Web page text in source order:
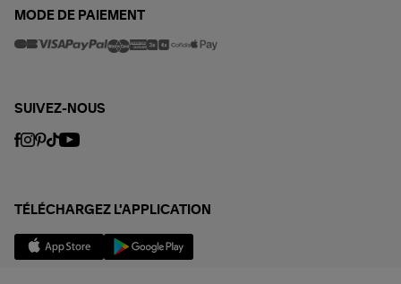
MODE DE PAIEMENT
SUIVEZ-NOUS
TÉLÉCHARGEZ L'APPLICATION